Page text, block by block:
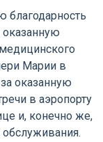
Марии в
оказанную
в аэропорту
и, конечно же,